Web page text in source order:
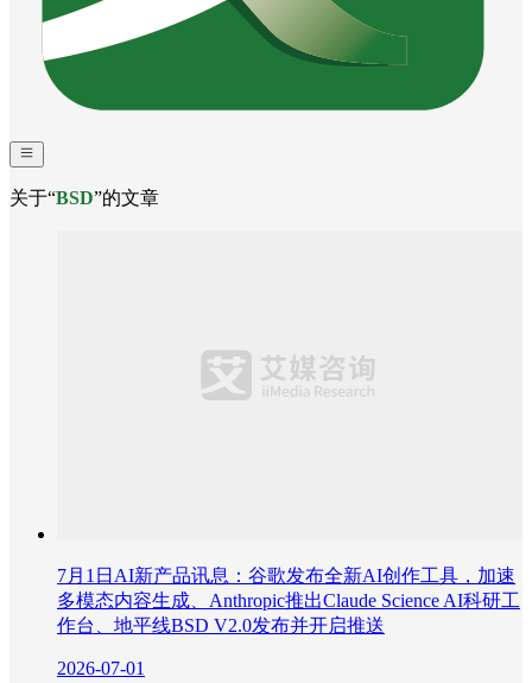
关于“BSD”的文章
7月1日AI新产品讯息：谷歌发布全新AI创作工具，加速
多模态内容生成、Anthropic推出Claude Science AI科研工
作台、地平线BSD V2.0发布并开启推送
2026-07-01